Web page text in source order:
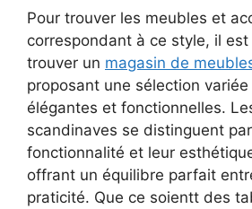
Pour trouver les meubles et
correspondant à ce style, il
trouver un magasin de
proposant une sélection
élégantes et fonctionnelles.
scandinaves se distinguent
fonctionnalité et leur
offrant un équilibre parfait
praticité. Que ce soientt des